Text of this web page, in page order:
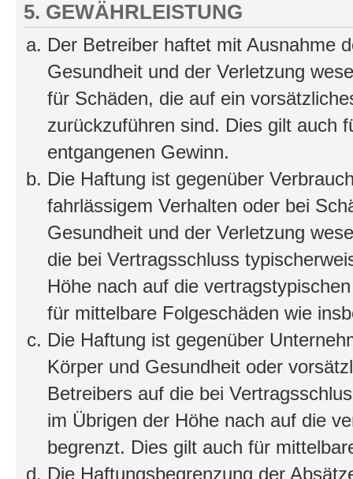
5. GEWÄHRLEISTUNG
Der Betreiber haftet mit Ausnahme
Gesundheit und der Verletzung
für Schäden, die auf ein
zurückzuführen sind. Dies gilt auch
entgangenen Gewinn.
Die Haftung ist gegenüber
fahrlässigem Verhalten oder bei
Gesundheit und der Verletzung
die bei Vertragsschluss
Höhe nach auf die
für mittelbare Folgeschäden wie
Die Haftung ist gegenüber
Körper und Gesundheit oder
Betreibers auf die bei
im Übrigen der Höhe nach auf die
begrenzt. Dies gilt auch für
Die Haftungsbegrenzung der